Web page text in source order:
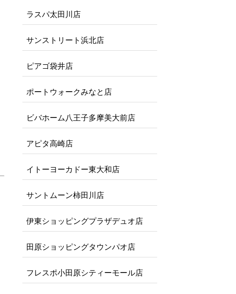
ラスパ太田川店
サンストリート浜北店
ピアゴ袋井店
ポートウォークみなと店
ビバホーム八王子多摩美大前店
アピタ高崎店
イトーヨーカドー東大和店
サントムーン柿田川店
伊東ショッピングプラザデュオ店
田原ショッピングタウンパオ店
フレスポ小田原シティーモール店